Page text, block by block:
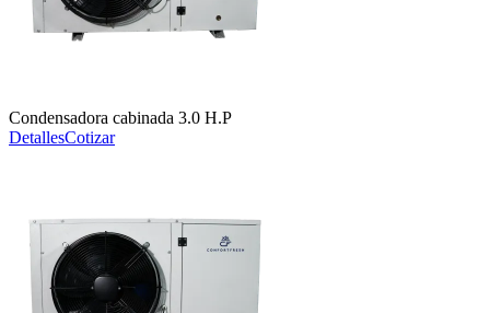
Condensadora cabinada 3.0 H.P
DetallesCotizar